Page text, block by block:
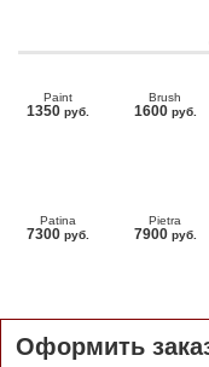
Paint
1350 руб.
Brush
1600 руб.
Patina
7300 руб.
Pietra
7900 руб.
Оформить